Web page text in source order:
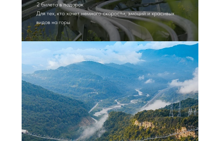
2 билета в подарок
Для тех, кто хочет немного скорости, эмоций и красивых
видов на горы